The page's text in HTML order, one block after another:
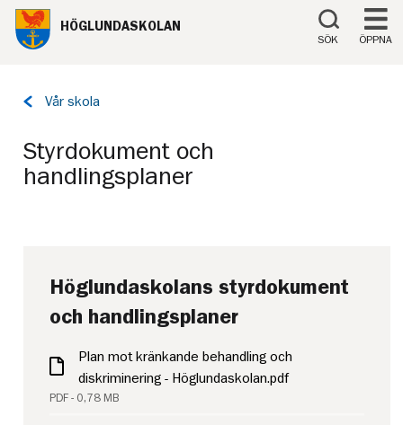
Till innehåll på sidan
HÖGLUNDASKOLAN
SÖK ÖPPNA
Tillbaka
Vår skola
Styrdokument och
handlingsplaner
Höglundaskolans styrdokument
och handlingsplaner
Plan mot kränkande behandling och
diskriminering - Höglundaskolan.pdf
PDF - 0,78 MB